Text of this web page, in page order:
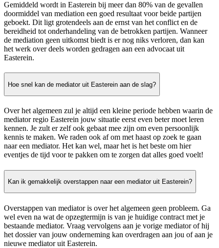
Gemiddeld wordt in Easterein bij meer dan 80% van de gevallen
doormiddel van mediation een goed resultaat voor beide partijen
geboekt. Dit ligt grotendeels aan de ernst van het conflict en de
bereidheid tot onderhandeling van de betrokken partijen. Wanneer
de mediation geen uitkomst biedt is er nog niks verloren, dan kan
het werk over deels worden gedragen aan een advocaat uit
Easterein.
Hoe snel kan de mediator uit Easterein aan de slag?
Over het algemeen zul je altijd een kleine periode hebben waarin de
mediator regio Easterein jouw situatie eerst even beter moet leren
kennen. Je zult er zelf ook gebaat mee zijn om even persoonlijk
kennis te maken. We raden ook af om met haast op zoek te gaan
naar een mediator. Het kan wel, maar het is het beste om hier
eventjes de tijd voor te pakken om te zorgen dat alles goed voelt!
Kan ik gemakkelijk overstappen naar een mediator uit Easterein?
Overstappen van mediator is over het algemeen geen probleem. Ga
wel even na wat de opzegtermijn is van je huidige contract met je
bestaande mediator. Vraag vervolgens aan je vorige mediator of hij
het dossier van jouw onderneming kan overdragen aan jou of aan je
nieuwe mediator uit Easterein.